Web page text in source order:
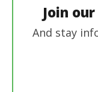
Join
And stay